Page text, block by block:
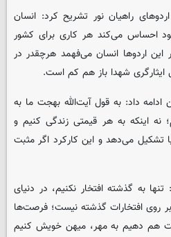
راهیان نور تشریح کرد: انسان
احساس می‌کند هر کاری برای کشور
اردوها انسان می‌فهمد هرچقدر در
ایثارگری شهدا باز هم کم است.
ادامه داد: به قول آیت‌الله بهجت ما به
نه اینکه به هر قیمتی زندگی کنیم و
تشکیل می‌دهد و این کارکرد اگر مثبت
به گذشته افتخار نکنیم، در دنیای
بر روی افتخارات گذشته نیست؛ فرصت‌ها
هم دهیم به مهر، میهن خویش کنیم